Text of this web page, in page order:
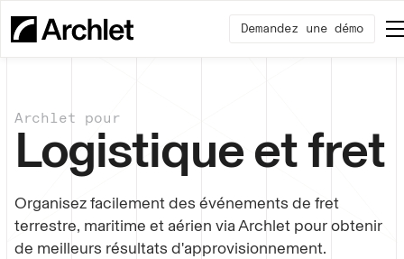
Demandez une démo
Archlet pour
Logistique et fret
Organisez facilement des événements de fret
terrestre, maritime et aérien via Archlet pour obtenir
de meilleurs résultats d'approvisionnement.